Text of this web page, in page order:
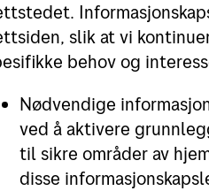
slik at vi
behov og
Nødvendige
ved å aktivere
til sikre områder av
disse